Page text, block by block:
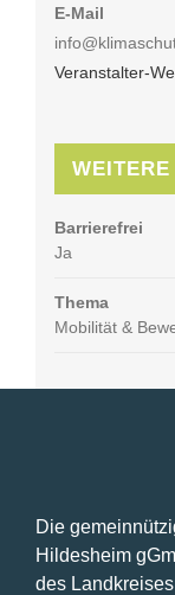
E-Mail
Veranstalter-
WEITERE
Barrierefrei
Ja
Thema
Mobilität &
Die
Hildesheim
des